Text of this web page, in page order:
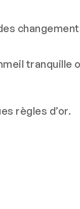
tranquille
règles d’or.